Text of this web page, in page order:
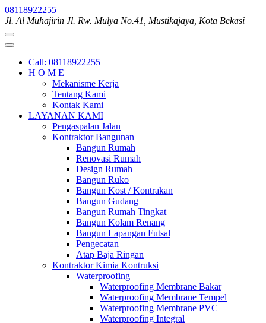
Skip
to
content
(Press
08118922255
Jl. Al Muhajirin Jl. Rw. Mulya No.41, Mustikajaya, Kota Bekasi
Call: 08118922255
H O M E
Mekanisme Kerja
Tentang Kami
Kontak Kami
LAYANAN KAMI
Pengaspalan Jalan
Kontraktor Bangunan
Bangun Rumah
Renovasi Rumah
Design Rumah
Bangun Ruko
Bangun Kost / Kontrakan
Bangun Gudang
Bangun Rumah Tingkat
Bangun Kolam Renang
Bangun Lapangan Futsal
Pengecatan
Atap Baja Ringan
Kontraktor Kimia Kontruksi
Waterproofing
Waterproofing Membrane Bakar
Waterproofing Membrane Tempel
Waterproofing Membrane PVC
Waterproofing Integral